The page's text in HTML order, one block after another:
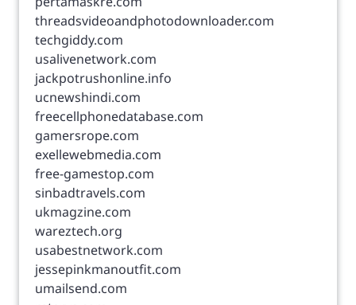
threadsvideoandphotodownloader.com
techgiddy.com
usalivenetwork.com
jackpotrushonline.info
ucnewshindi.com
freecellphonedatabase.com
gamersrope.com
exellewebmedia.com
free-gamestop.com
sinbadtravels.com
ukmagzine.com
wareztech.org
usabestnetwork.com
jessepinkmanoutfit.com
umailsend.com